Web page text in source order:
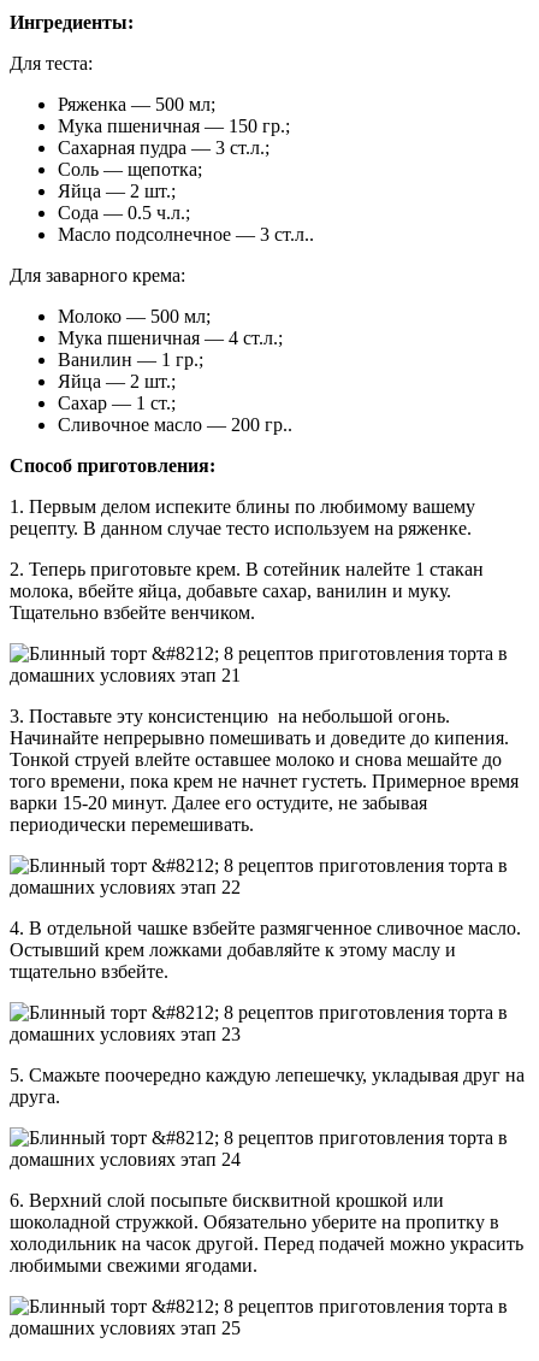
Ингредиенты:
Для теста:
Ряженка — 500 мл;
Мука пшеничная — 150 гр.;
Сахарная пудра — 3 ст.л.;
Соль — щепотка;
Яйца — 2 шт.;
Сода — 0.5 ч.л.;
Масло подсолнечное — 3 ст.л..
Для заварного крема:
Молоко — 500 мл;
Мука пшеничная — 4 ст.л.;
Ванилин — 1 гр.;
Яйца — 2 шт.;
Сахар — 1 ст.;
Сливочное масло — 200 гр..
Способ приготовления:
1. Первым делом испеките блины по любимому вашему
рецепту. В данном случае тесто используем на ряженке.
2. Теперь приготовьте крем. В сотейник налейте 1 стакан
молока, вбейте яйца, добавьте сахар, ванилин и муку.
Тщательно взбейте венчиком.
3. Поставьте эту консистенцию на небольшой огонь.
Начинайте непрерывно помешивать и доведите до кипения.
Тонкой струей влейте оставшее молоко и снова мешайте до
того времени, пока крем не начнет густеть. Примерное время
варки 15-20 минут. Далее его остудите, не забывая
периодически перемешивать.
4. В отдельной чашке взбейте размягченное сливочное масло.
Остывший крем ложками добавляйте к этому маслу и
тщательно взбейте.
5. Смажьте поочередно каждую лепешечку, укладывая друг на
друга.
6. Верхний слой посыпьте бисквитной крошкой или
шоколадной стружкой. Обязательно уберите на пропитку в
холодильник на часок другой. Перед подачей можно украсить
любимыми свежими ягодами.